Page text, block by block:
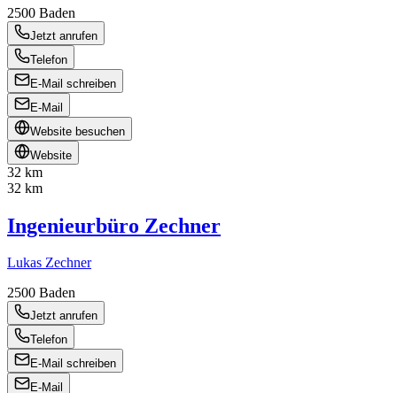
2500 Baden
Jetzt anrufen
Telefon
E-Mail schreiben
E-Mail
Website besuchen
Website
32 km
32 km
Ingenieurbüro Zechner
Lukas Zechner
2500 Baden
Jetzt anrufen
Telefon
E-Mail schreiben
E-Mail